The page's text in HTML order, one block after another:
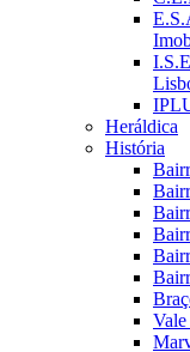
Heráldica
História